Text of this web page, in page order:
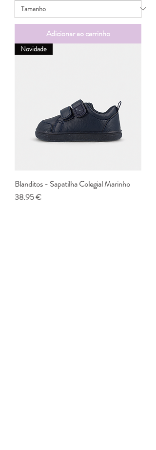
Adicionar ao carrinho
Novidade
Blanditos - Sapatilha Colegial Marinho
Preço
38,95 €